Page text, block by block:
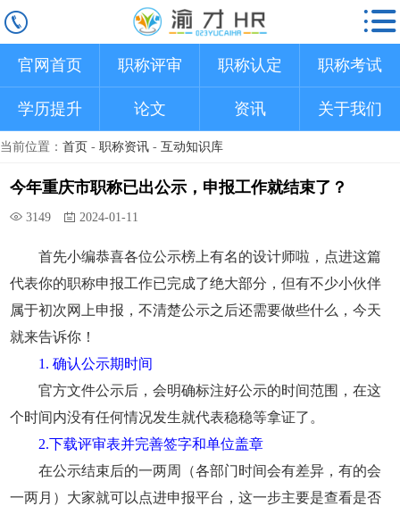
官网首页 职称评审 职称认定 职称考试
学历提升 论文 资讯 关于我们
当前位置： 首页 - 职称资讯 - 互动知识库
今年重庆市职称已出公示，申报工作就结束了？
3149 2024-01-11
首先小编恭喜各位公示榜上有名的设计师啦，点进这篇
代表你的职称申报工作已完成了绝大部分，但有不少小伙伴
属于初次网上申报，不清楚公示之后还需要做些什么，今天
就来告诉你！
1. 确认公示期时间
官方文件公示后，会明确标注好公示的时间范围，在这
个时间内没有任何情况发生就代表稳稳等拿证了。
2.下载评审表并完善签字和单位盖章
在公示结束后的一两周（各部门时间会有差异，有的会
一两月）大家就可以点进申报平台，这一步主要是查看是否